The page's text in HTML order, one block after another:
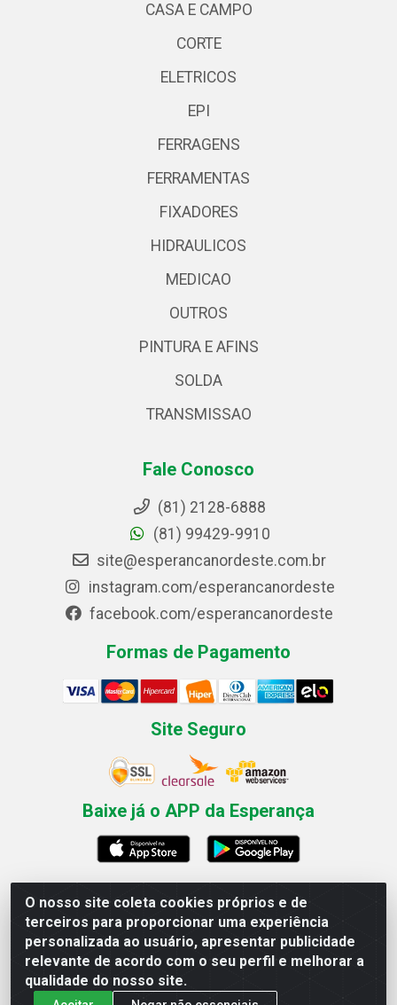
O nosso site coleta cookies próprios e de
terceiros para proporcionar uma experiência
personalizada ao usuário, apresentar publicidade
relevante de acordo com o seu perfil e melhorar a
qualidade do nosso site.
CASA E CAMPO
CORTE
ELETRICOS
EPI
FERRAGENS
FERRAMENTAS
FIXADORES
HIDRAULICOS
MEDICAO
OUTROS
PINTURA E AFINS
SOLDA
TRANSMISSAO
Fale Conosco
(81) 2128-6888
(81) 99429-9910
site@esperancanordeste.com.br
instagram.com/esperancanordeste
facebook.com/esperancanordeste
Formas de Pagamento
Site Seguro
Baixe já o APP da Esperança
Esperança Nordeste - Rua Professor Caldas Filho, 291 -
Estância - Recife / PE CEP: 50771-335 - CNPJ
03.666.136/0001-23